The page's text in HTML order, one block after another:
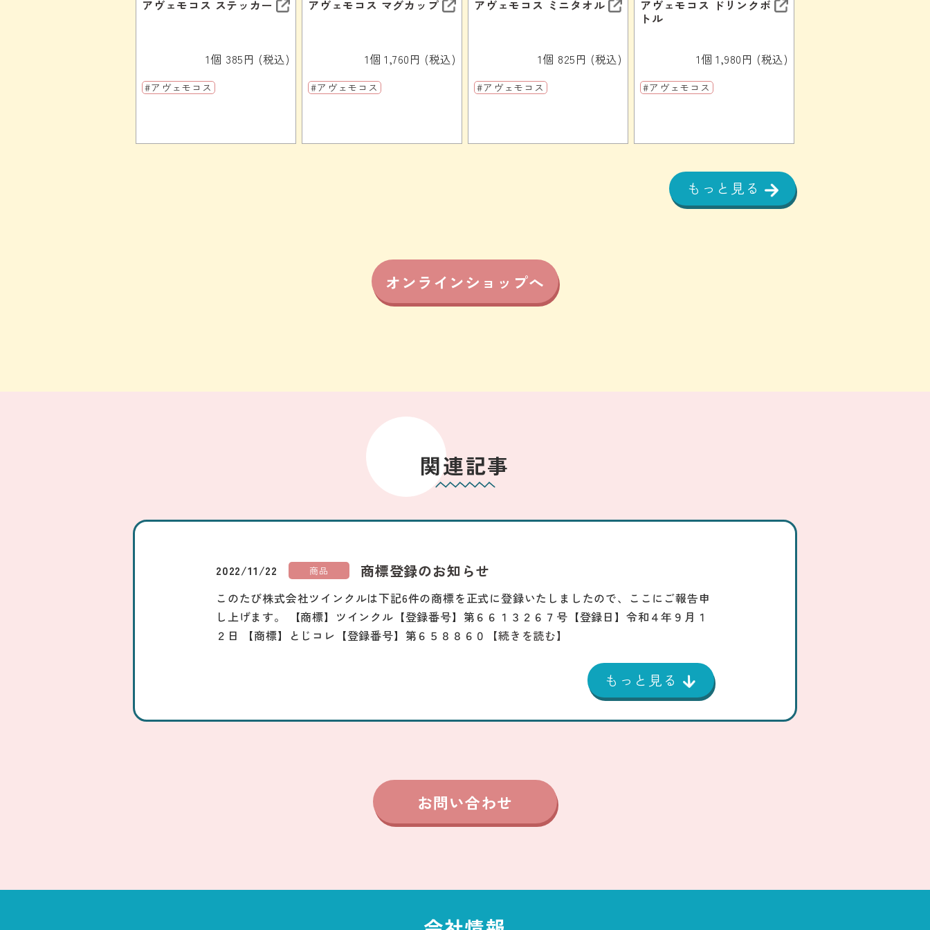
アヴェモコス ステッカー
1個 385円 (税込)
#アヴェモコス
アヴェモコス マグカップ
1個 1,760円 (税込)
#アヴェモコス
アヴェモコス ミニタオル
1個 825円 (税込)
#アヴェモコス
アヴェモコス ドリンクボ
トル
1個 1,980円 (税込)
#アヴェモコス
もっと見る
オンラインショップへ
関連記事
2022/11/22 商品 商標登録のお知らせ
このたび株式会社ツインクルは下記6件の商標を正式に登録いたしましたので、ここにご報告申
し上げます。 【商標】ツインクル【登録番号】第６６１３２６７号【登録日】令和４年９月１
２日 【商標】とじコレ【登録番号】第６５８８６０
【続きを読む】
お問い合わせ